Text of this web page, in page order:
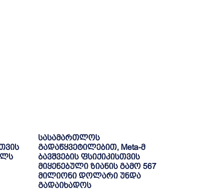
სასამართლოს
გადაწყვეტილებით, Meta-მ
ბავშვების ფსიქიკისთვის
მიყენებული ზიანის გამო 567
მილიონი დოლარი უნდა
გადაიხადოს